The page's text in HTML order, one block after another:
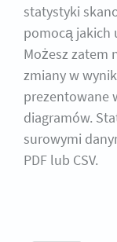
statystyki
pomocą jakich
Możesz zatem
zmiany w
prezentowane
diagramów.
surowymi
PDF lub CSV.